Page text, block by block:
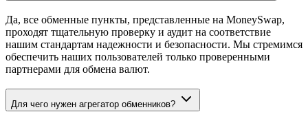
Да, все обменные пункты, представленные на MoneySwap,
проходят тщательную проверку и аудит на соответствие
нашим стандартам надежности и безопасности. Мы стремимся
обеспечить наших пользователей только проверенными
партнерами для обмена валют.
Для чего нужен агрегатор обменников?